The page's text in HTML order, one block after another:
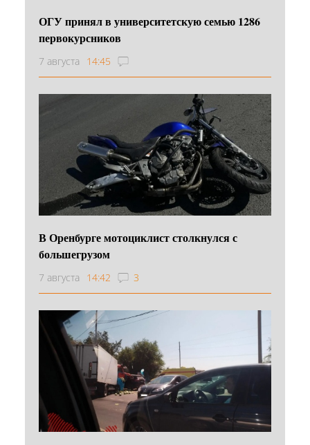
ОГУ принял в университетскую семью 1286
первокурсников
7 августа 14:45
В Оренбурге мотоциклист столкнулся с
большегрузом
7 августа 14:42 3